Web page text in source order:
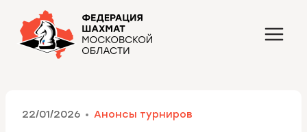
Перейти
содержимому
22/01/2026 Анонсы турниров